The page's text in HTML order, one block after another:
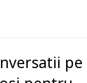
pe